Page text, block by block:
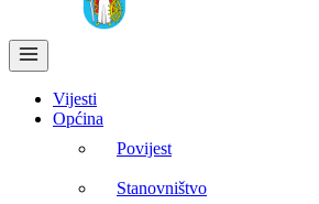
Vijesti
Općina
Povijest
Stanovništvo